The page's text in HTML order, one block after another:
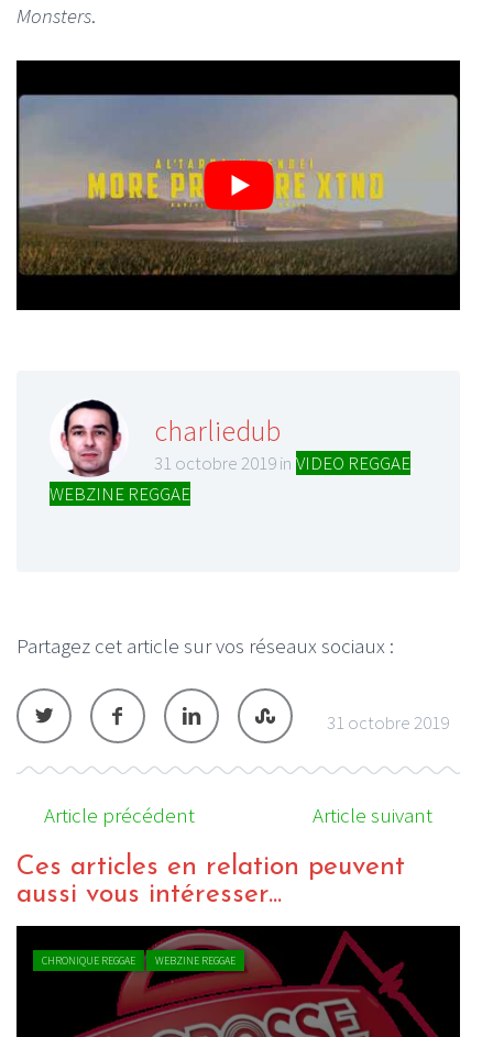
Monsters.
charliedub
31 octobre 2019 in VIDEO REGGAE
WEBZINE REGGAE
Partagez cet article sur vos réseaux sociaux :
31 octobre 2019
Article précédent Article suivant
Ces articles en relation peuvent
aussi vous intéresser...
CHRONIQUE REGGAE WEBZINE REGGAE